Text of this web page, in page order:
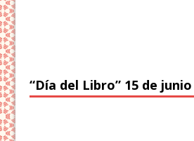
“Día del Libro” 15 de junio